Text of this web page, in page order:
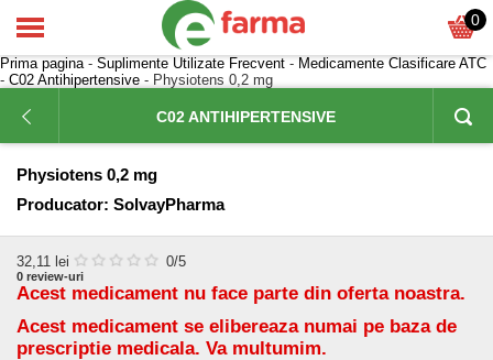
0
Prima pagina- Suplimente Utilizate Frecvent - Medicamente Clasificare ATC
- C02 Antihipertensive - Physiotens 0,2 mg
C02 ANTIHIPERTENSIVE
Physiotens 0,2 mg
Producator: SolvayPharma
32,11 lei 0/5
0 review-uri
Acest medicament nu face parte din oferta noastra.
Acest medicament se elibereaza numai pe baza de
prescriptie medicala. Va multumim.